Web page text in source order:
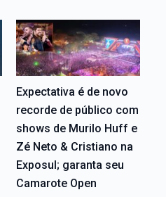
Expectativa é de novo
recorde de público com
shows de Murilo Huff e
Zé Neto & Cristiano na
Exposul; garanta seu
Camarote Open